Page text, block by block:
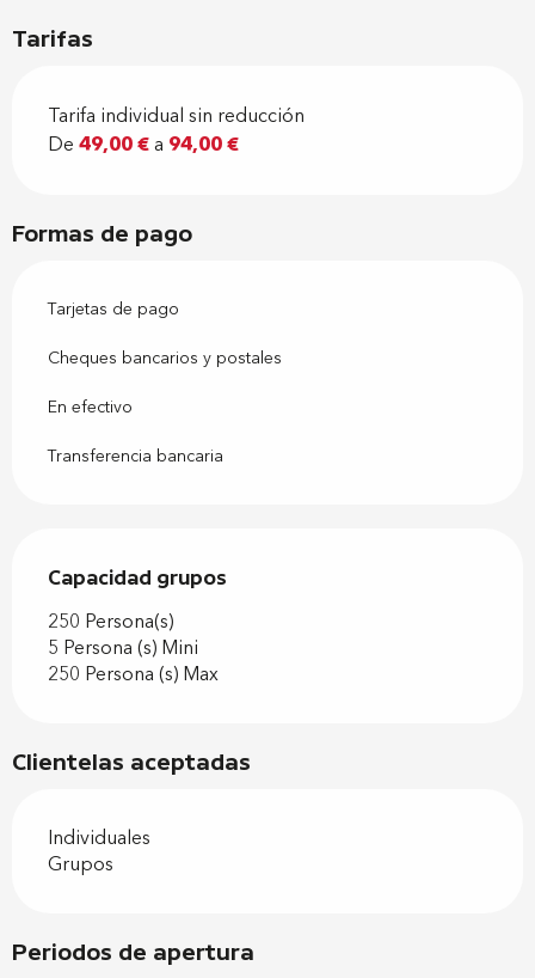
Tarifas
Tarifa individual sin reducción
De 49,00 €a 94,00 €
Formas de pago
Tarjetas de pago
Cheques bancarios y postales
En efectivo
Transferencia bancaria
Capacidad grupos
Capacidad grupos
250 Persona(s)
5 Persona (s) Mini
250 Persona (s) Max
Clientelas aceptadas
Individuales
Grupos
Periodos de apertura